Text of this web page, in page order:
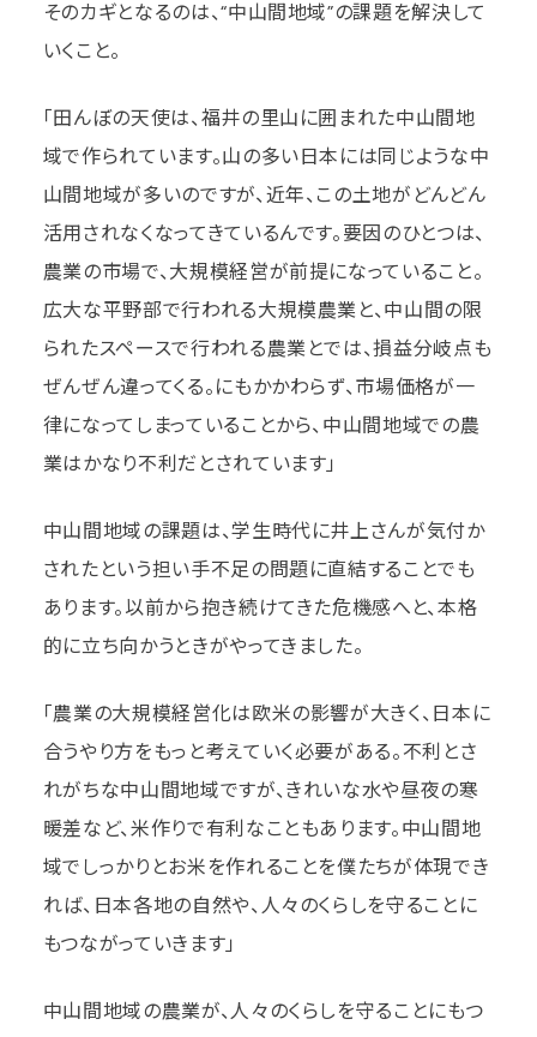
そのカギとなるのは、“中山間地域”の課題を解決して
いくこと。
「田んぼの天使は、福井の里山に囲まれた中山間地
域で作られています。山の多い日本には同じような中
山間地域が多いのですが、近年、この土地がどんどん
活用されなくなってきているんです。要因のひとつは、
農業の市場で、大規模経営が前提になっていること。
広大な平野部で行われる大規模農業と、中山間の限
られたスペースで行われる農業とでは、損益分岐点も
ぜんぜん違ってくる。にもかかわらず、市場価格が一
律になってしまっていることから、中山間地域での農
業はかなり不利だとされています」
中山間地域の課題は、学生時代に井上さんが気付か
されたという担い手不足の問題に直結することでも
あります。以前から抱き続けてきた危機感へと、本格
的に立ち向かうときがやってきました。
「農業の大規模経営化は欧米の影響が大きく、日本に
合うやり方をもっと考えていく必要がある。不利とさ
れがちな中山間地域ですが、きれいな水や昼夜の寒
暖差など、米作りで有利なこともあります。中山間地
域でしっかりとお米を作れることを僕たちが体現でき
れば、日本各地の自然や、人々のくらしを守ることに
もつながっていきます」
中山間地域の農業が、人々のくらしを守ることにもつ